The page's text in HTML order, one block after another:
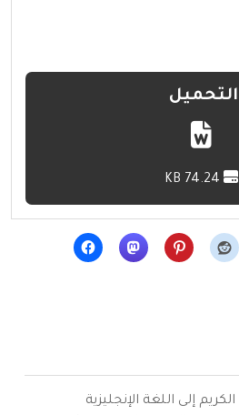
التحميل
إلى اللغة الإنجليزية